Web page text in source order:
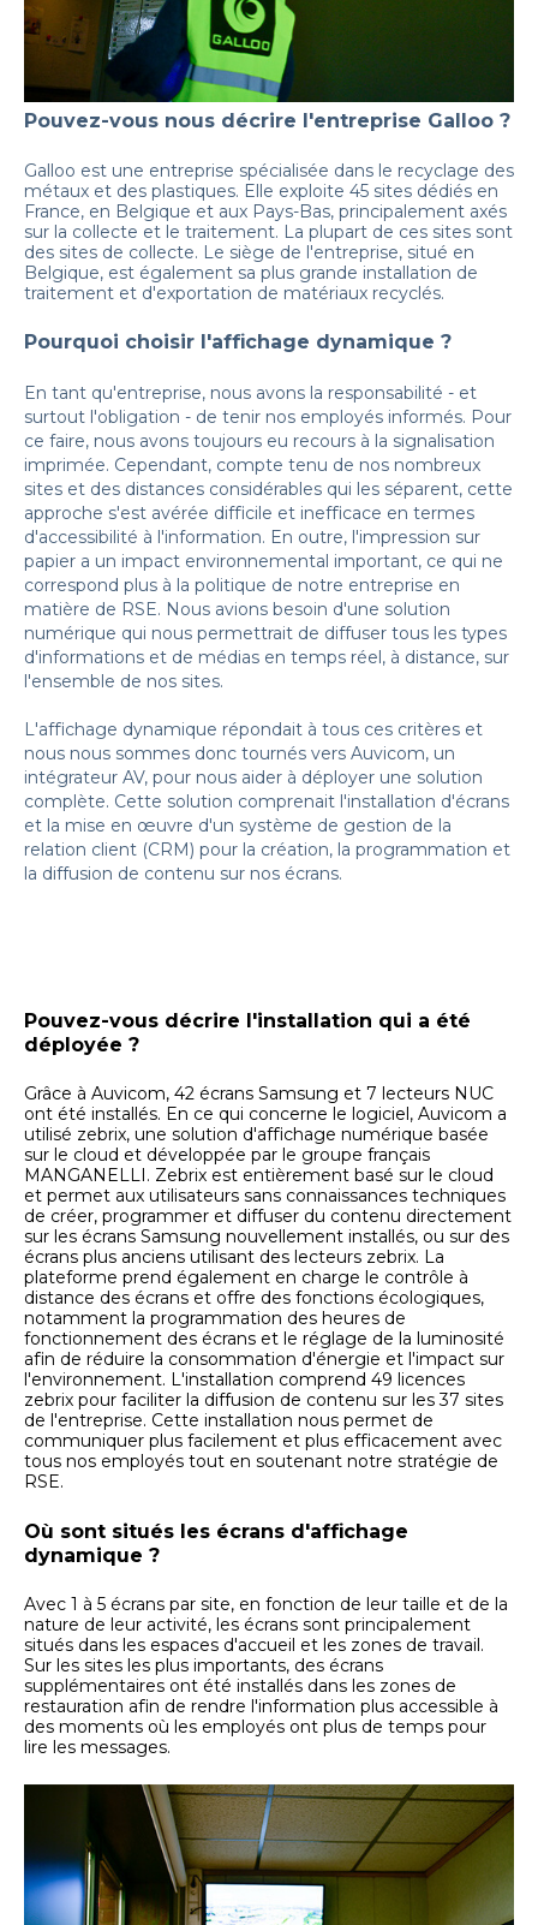
Pouvez-vous nous décrire l'entreprise Galloo ?
Galloo est une entreprise spécialisée dans le recyclage des
métaux et des plastiques. Elle exploite 45 sites dédiés en
France, en Belgique et aux Pays-Bas, principalement axés
sur la collecte et le traitement. La plupart de ces sites sont
des sites de collecte. Le siège de l'entreprise, situé en
Belgique, est également sa plus grande installation de
traitement et d'exportation de matériaux recyclés.
Pourquoi choisir l'affichage dynamique ?
En tant qu'entreprise, nous avons la responsabilité - et
surtout l'obligation - de tenir nos employés informés. Pour
ce faire, nous avons toujours eu recours à la signalisation
imprimée. Cependant, compte tenu de nos nombreux
sites et des distances considérables qui les séparent, cette
approche s'est avérée difficile et inefficace en termes
d'accessibilité à l'information. En outre, l'impression sur
papier a un impact environnemental important, ce qui ne
correspond plus à la politique de notre entreprise en
matière de RSE. Nous avions besoin d'une solution
numérique qui nous permettrait de diffuser tous les types
d'informations et de médias en temps réel, à distance, sur
l'ensemble de nos sites.
L'affichage dynamique répondait à tous ces critères et
nous nous sommes donc tournés vers Auvicom, un
intégrateur AV, pour nous aider à déployer une solution
complète. Cette solution comprenait l'installation d'écrans
et la mise en œuvre d'un système de gestion de la
relation client (CRM) pour la création, la programmation et
la diffusion de contenu sur nos écrans.
Pouvez-vous décrire l'installation qui a été
déployée ?
Grâce à Auvicom, 42 écrans Samsung et 7 lecteurs NUC
ont été installés. En ce qui concerne le logiciel, Auvicom a
utilisé zebrix, une solution d'affichage numérique basée
sur le cloud et développée par le groupe français
MANGANELLI. Zebrix est entièrement basé sur le cloud
et permet aux utilisateurs sans connaissances techniques
de créer, programmer et diffuser du contenu directement
sur les écrans Samsung nouvellement installés, ou sur des
écrans plus anciens utilisant des lecteurs zebrix. La
plateforme prend également en charge le contrôle à
distance des écrans et offre des fonctions écologiques,
notamment la programmation des heures de
fonctionnement des écrans et le réglage de la luminosité
afin de réduire la consommation d'énergie et l'impact sur
l'environnement. L'installation comprend 49 licences
zebrix pour faciliter la diffusion de contenu sur les 37 sites
de l'entreprise. Cette installation nous permet de
communiquer plus facilement et plus efficacement avec
tous nos employés tout en soutenant notre stratégie de
RSE.
Où sont situés les écrans d'affichage
dynamique ?
Avec 1 à 5 écrans par site, en fonction de leur taille et de la
nature de leur activité, les écrans sont principalement
situés dans les espaces d'accueil et les zones de travail.
Sur les sites les plus importants, des écrans
supplémentaires ont été installés dans les zones de
restauration afin de rendre l'information plus accessible à
des moments où les employés ont plus de temps pour
lire les messages.